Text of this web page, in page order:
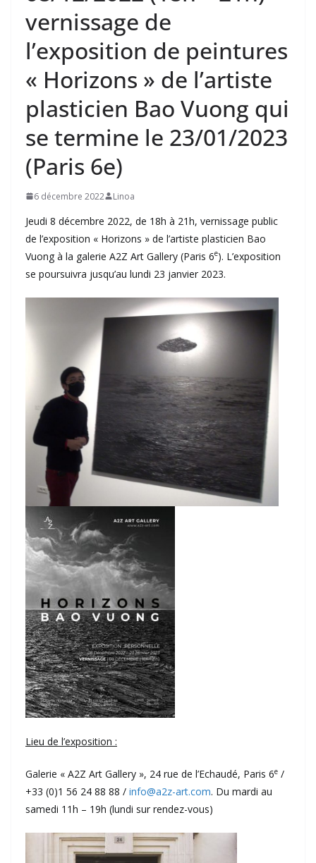
vernissage de
l’exposition de peintures
« Horizons » de l’artiste
plasticien Bao Vuong qui
se termine le 23/01/2023
(Paris 6e)
6 décembre 2022 Linoa
Jeudi 8 décembre 2022, de 18h à 21h, vernissage public
de l’exposition « Horizons » de l’artiste plasticien Bao
Vuong à la galerie A2Z Art Gallery (Paris 6e). L’exposition
se poursuivra jusqu’au lundi 23 janvier 2023.
Lieu de l’exposition :
Galerie « A2Z Art Gallery », 24 rue de l’Echaudé, Paris 6e /
+33 (0)1 56 24 88 88 / info@a2z-art.com. Du mardi au
samedi 11h – 19h (lundi sur rendez-vous)